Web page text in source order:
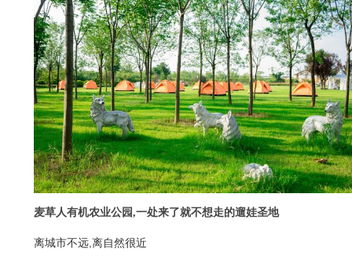
麦草人有机农业公园,一处来了就不想走的遛娃圣地
离城市不远,离自然很近